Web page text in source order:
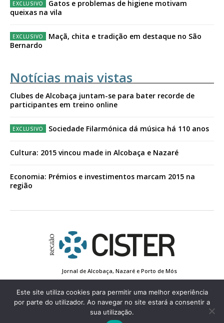
Gatos e problemas de higiene motivam
queixas na vila
Maçã, chita e tradição em destaque no São
Bernardo
Notícias mais vistas
Clubes de Alcobaça juntam-se para bater recorde de
participantes em treino online
Sociedade Filarmónica dá música há 110 anos
Cultura: 2015 vincou made in Alcobaça e Nazaré
Economia: Prémios e investimentos marcam 2015 na
região
Jornal de Alcobaça, Nazaré e Porto de Mós
Conta de Registo
Edição Impressa
© 2022 Região de Cister - Todos os direitos reservados.
Este site utiliza cookies para permitir uma melhor experiência
por parte do utilizador. Ao navegar no site estará a consentir a
sua utilização.